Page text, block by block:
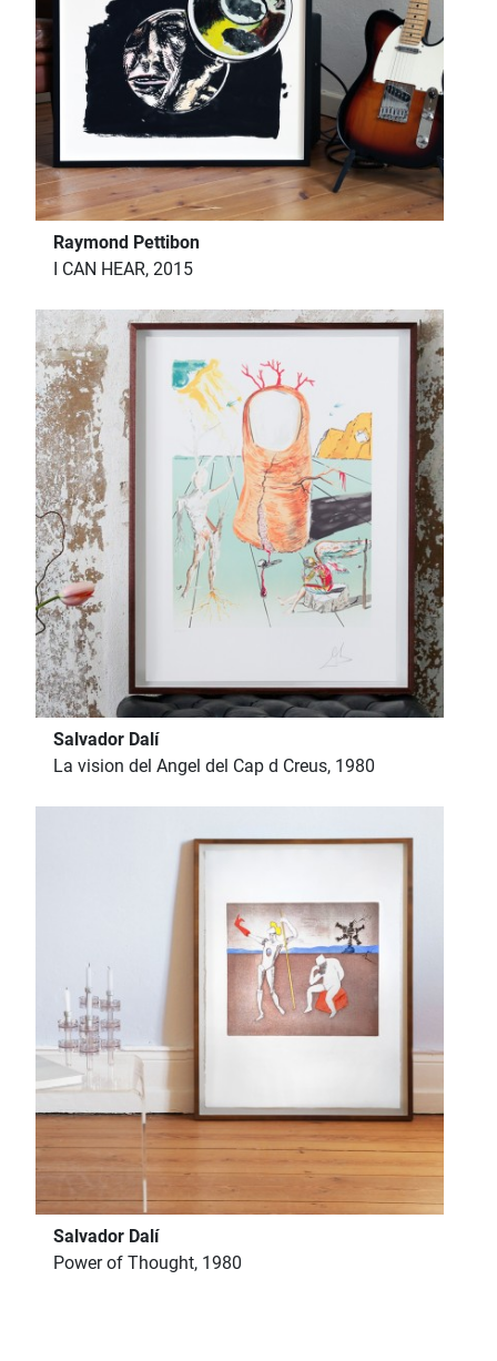
Raymond Pettibon
I CAN HEAR, 2015
Salvador Dalí
La vision del Angel del Cap d Creus, 1980
Salvador Dalí
Power of Thought, 1980